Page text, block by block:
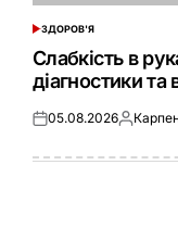
ОПУБЛІКУВАТИ
ЗДОРОВ'Я
Слабкість в
діагностики та
Оприлюднено
05.08.2026